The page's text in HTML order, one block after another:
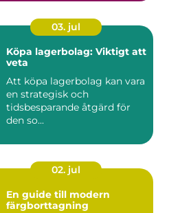
03. jul
Köpa lagerbolag: Viktigt att
veta
Att köpa lagerbolag kan vara
en strategisk och
tidsbesparande åtgärd för
den so...
02. jul
En guide till modern
färgborttagning